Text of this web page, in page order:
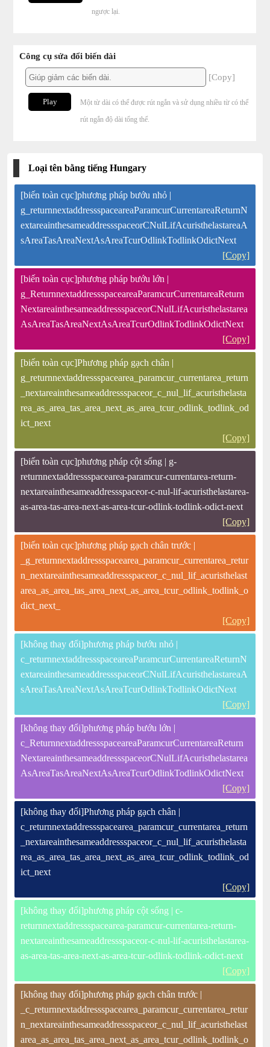
ngược lại.
Công cụ sửa đổi biến dài
[Copy]
Play
Một từ dài có thể được rút ngắn và sử dụng nhiều từ có thể
rút ngắn độ dài tổng thể.
Loại tên bằng tiếng Hungary
[biến toàn cục]phương pháp bướu nhỏ |
g_returnnextaddressspaceareaParamcurCurrentareaReturnN
extareainthesameaddressspaceorCNulLifAcuristhelastareaA
sAreaTasAreaNextAsAreaTcurOdlinkTodlinkOdictNext
[Copy]
[biến toàn cục]phương pháp bướu lớn |
g_ReturnnextaddressspaceareaParamcurCurrentareaReturn
NextareainthesameaddressspaceorCNulLifAcuristhelastarea
AsAreaTasAreaNextAsAreaTcurOdlinkTodlinkOdictNext
[Copy]
[biến toàn cục]Phương pháp gạch chân |
g_returnnextaddressspacearea_paramcur_currentarea_return
_nextareainthesameaddressspaceor_c_nul_lif_acuristhelasta
rea_as_area_tas_area_next_as_area_tcur_odlink_todlink_od
ict_next
[Copy]
[biến toàn cục]phương pháp cột sống | g-
returnnextaddressspacearea-paramcur-currentarea-return-
nextareainthesameaddressspaceor-c-nul-lif-acuristhelastarea-
as-area-tas-area-next-as-area-tcur-odlink-todlink-odict-next
[Copy]
[biến toàn cục]phương pháp gạch chân trước |
_g_returnnextaddressspacearea_paramcur_currentarea_retur
n_nextareainthesameaddressspaceor_c_nul_lif_acuristhelast
area_as_area_tas_area_next_as_area_tcur_odlink_todlink_o
dict_next_
[Copy]
[không thay đổi]phương pháp bướu nhỏ |
c_returnnextaddressspaceareaParamcurCurrentareaReturnN
extareainthesameaddressspaceorCNulLifAcuristhelastareaA
sAreaTasAreaNextAsAreaTcurOdlinkTodlinkOdictNext
[Copy]
[không thay đổi]phương pháp bướu lớn |
c_ReturnnextaddressspaceareaParamcurCurrentareaReturn
NextareainthesameaddressspaceorCNulLifAcuristhelastarea
AsAreaTasAreaNextAsAreaTcurOdlinkTodlinkOdictNext
[Copy]
[không thay đổi]Phương pháp gạch chân |
c_returnnextaddressspacearea_paramcur_currentarea_return
_nextareainthesameaddressspaceor_c_nul_lif_acuristhelasta
rea_as_area_tas_area_next_as_area_tcur_odlink_todlink_od
ict_next
[Copy]
[không thay đổi]phương pháp cột sống | c-
returnnextaddressspacearea-paramcur-currentarea-return-
nextareainthesameaddressspaceor-c-nul-lif-acuristhelastarea-
as-area-tas-area-next-as-area-tcur-odlink-todlink-odict-next
[Copy]
[không thay đổi]phương pháp gạch chân trước |
_c_returnnextaddressspacearea_paramcur_currentarea_retur
n_nextareainthesameaddressspaceor_c_nul_lif_acuristhelast
area_as_area_tas_area_next_as_area_tcur_odlink_todlink_o